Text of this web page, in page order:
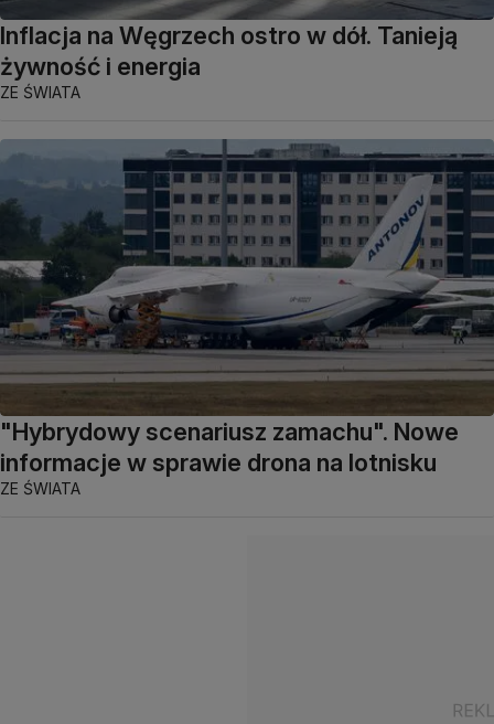
Inflacja na Węgrzech ostro w dół. Tanieją
żywność i energia
ZE ŚWIATA
"Hybrydowy scenariusz zamachu". Nowe
informacje w sprawie drona na lotnisku
ZE ŚWIATA